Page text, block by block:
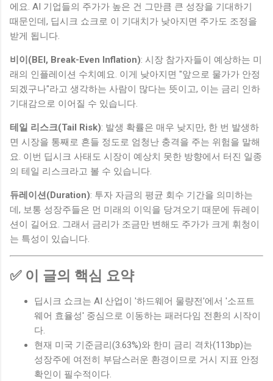
에요. AI 기업들의 주가가 높은 건 그만큼 큰 성장을 기대하기
때문인데, 딥시크 쇼크로 이 기대치가 낮아지면 주가도 조정을
받게 됩니다.
비이(BEI, Break-Even Inflation): 시장 참가자들이 예상하는 미
래의 인플레이션 수치예요. 이게 낮아지면 "앞으로 물가가 안정
되겠구나"라고 생각하는 사람이 많다는 뜻이고, 이는 금리 인하
기대감으로 이어질 수 있습니다.
테일 리스크(Tail Risk): 발생 확률은 매우 낮지만, 한 번 발생하
면 시장을 통째로 흔들 정도로 엄청난 충격을 주는 위험을 말해
요. 이번 딥시크 사태도 시장이 예상치 못한 방향에서 터진 일종
의 테일 리스크라고 볼 수 있습니다.
듀레이션(Duration): 투자 자금의 평균 회수 기간을 의미하는
데, 보통 성장주들은 먼 미래의 이익을 당겨오기 때문에 듀레이
션이 길어요. 그래서 금리가 조금만 변해도 주가가 크게 휘청이
는 특성이 있습니다.
✅ 이 글의 핵심 요약
딥시크 쇼크는 AI 산업이 '하드웨어 물량전'에서 '소프트
웨어 효율성' 중심으로 이동하는 패러다임 전환의 시작이
다.
현재 미국 기준금리(3.63%)와 한미 금리 격차(113bp)는
성장주에 여전히 부담스러운 환경이므로 거시 지표 안정
확인이 필수적이다.